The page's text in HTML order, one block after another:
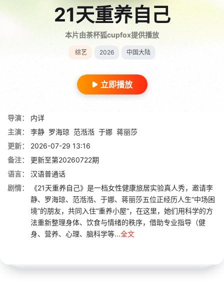
21天重养自己
本片由茶杯狐cupfox提供播放
综艺 2026 中国大陆
立即播放
导演：
内详
主演：
李静 罗海琼 范湉湉 于娜 蒋丽莎
更新：
2026-07-29 13:16
备注：
更新至第20260722期
语言：
汉语普通话
剧情：
《21天重养自己》是一档女性健康旅居实验真人秀，邀请李
静、罗海琼、范湉湉、于娜、蒋丽莎五位正经历人生“中场困
境”的朋友，共同入住“重养小屋”，在这里，她们用科学的方
法重新整理身体、饮食与情绪的秩序，借助专业指导（健
身、营养、心理、脑科学等...全文